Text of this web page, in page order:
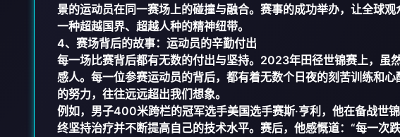
景的运动员在同一赛场上的碰撞与融合。赛事的成功举办，让全球
一种超越国界、超越人种的精神纽带。
4、赛场背后的故事：运动员的辛勤付出
每一场比赛背后都有无数的付出与坚持。2023年田径世锦赛上，虽
感人。每一位参赛运动员的背后，都有着无数个日夜的刻苦训练和
的努力，往往远远超出我们想象。
例如，男子400米跨栏的冠军选手美国选手赛斯·亨利，他在备战世
终坚持治疗并不断提高自己的技术水平。赛后，他感慨道：“每一次